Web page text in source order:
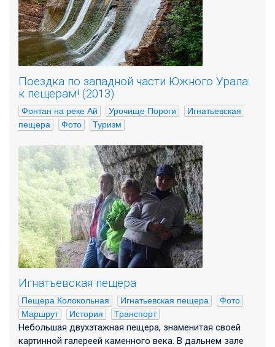
Поездка по западной части Южного Урала:
к пещерам! (2013)
Фонтан на реке Ай Урочище Пороги
Игнатьевская
пещера
Фото Туризм
Игнатьевская пещера
Пещера Колокольная Игнатьевская пещера
Фото
Маршрут
История Транспорт
Небольшая двухэтажная пещера, знаменитая своей
картинной галереей каменного века. В дальнем зале